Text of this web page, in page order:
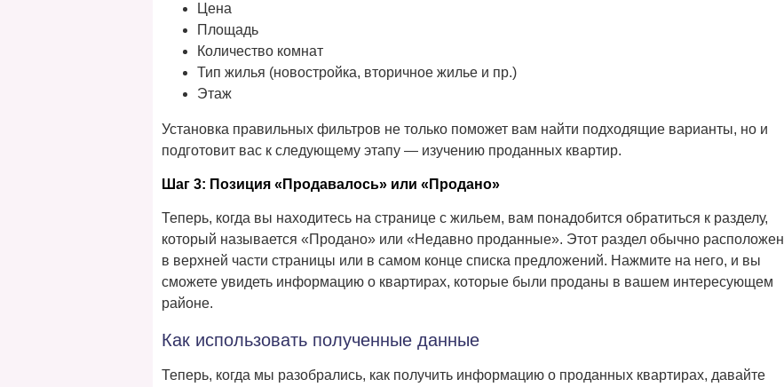
Цена
Площадь
Количество комнат
Тип жилья (новостройка, вторичное жилье и пр.)
Этаж
Установка правильных фильтров не только поможет вам найти подходящие варианты, но и
подготовит вас к следующему этапу — изучению проданных квартир.
Шаг 3: Позиция «Продавалось» или «Продано»
Теперь, когда вы находитесь на странице с жильем, вам понадобится обратиться к разделу,
который называется «Продано» или «Недавно проданные». Этот раздел обычно расположен
в верхней части страницы или в самом конце списка предложений. Нажмите на него, и вы
сможете увидеть информацию о квартирах, которые были проданы в вашем интересующем
районе.
Как использовать полученные данные
Теперь, когда мы разобрались, как получить информацию о проданных квартирах, давайте